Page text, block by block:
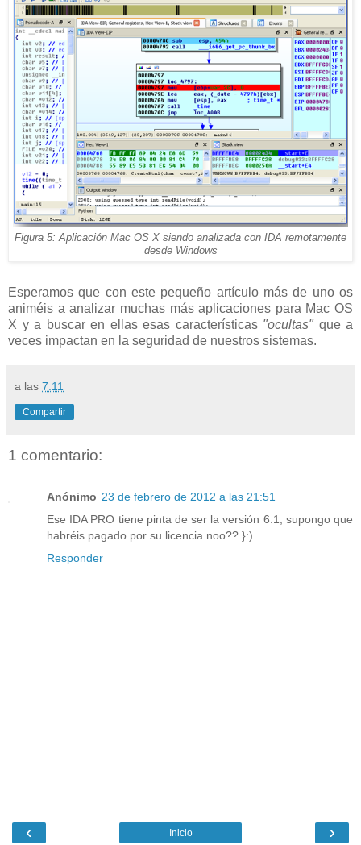
Figura 5: Aplicación Mac OS X siendo analizada con IDA remotamente
desde Windows
Esperamos que con este pequeño artículo más de uno os
animéis a analizar muchas más aplicaciones para Mac OS
X y a buscar en ellas esas características "ocultas" que a
veces impactan en la seguridad de nuestros sistemas.
a las 7:11
Compartir
1 comentario:
Anónimo 23 de febrero de 2012 a las 21:51
Ese IDA PRO tiene pinta de ser la versión 6.1, supongo que
habréis pagado por su licencia noo?? }:)
Responder
‹ ›
Inicio